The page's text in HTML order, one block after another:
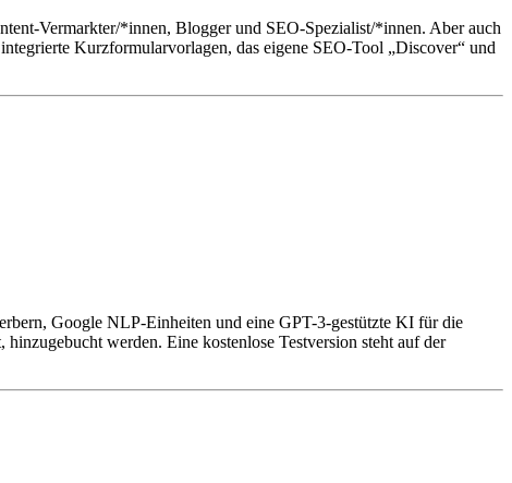
Vermarkter/*innen, Blogger und SEO-Spezialist/*innen. Aber auch
Kurzformularvorlagen, das eigene SEO-Tool „Discover“ und
Google NLP-Einheiten und eine GPT-3-gestützte KI für die
werden. Eine kostenlose Testversion steht auf der